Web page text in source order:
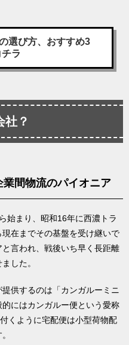
選び方、おすすめ3
ラ
社？
間物流のパイオニア
始まり、昭和16年に西濃トラ
在までその基盤を受け継いで
言われ、戦後いち早く長距離
した。
供するのは「カンガルーミニ
にはカンガルー便という愛称
くように宅配便は小型荷物配